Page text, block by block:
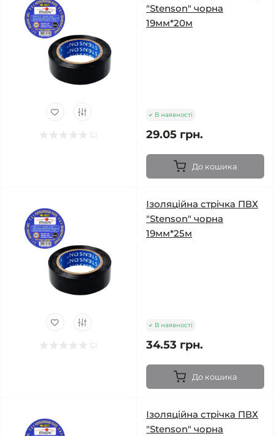
"Stenson" чорна
19мм*20м
В наявності
29.05 грн.
До кошика
Ізоляційна стрічка ПВХ
"Stenson" чорна
19мм*25м
В наявності
34.53 грн.
До кошика
Ізоляційна стрічка ПВХ
"Stenson" чорна